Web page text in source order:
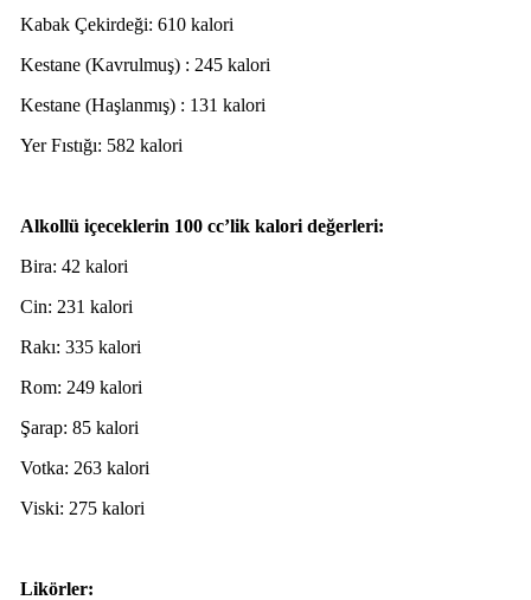
Kabak Çekirdeği: 610 kalori
Kestane (Kavrulmuş) : 245 kalori
Kestane (Haşlanmış) : 131 kalori
Yer Fıstığı: 582 kalori
Alkollü içeceklerin 100 cc’lik kalori değerleri:
Bira: 42 kalori
Cin: 231 kalori
Rakı: 335 kalori
Rom: 249 kalori
Şarap: 85 kalori
Votka: 263 kalori
Viski: 275 kalori
Likörler: